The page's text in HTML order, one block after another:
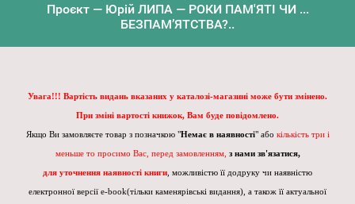
Проєкт — Юрій ЛИПА — РОКИ ПАМ'ЯТІ ЧИ ...
БЕЗПАМ’ЯТСТВА?..
Увага!!! Вартість видань вказаних у каталозі-магазині може бути змінено.
При зміні вартості книжок, Вам буде повідомлено.
Якщо Ви замовляєте товар з позначкою "Немає в наявності" або кількість три і
меньше то просимо Вас, перед замовленням, з нами зв'язатися,
для уточнення наявності книги , можливістю її додруку чи наявністю
електронної версії e-book(тільки каменярівські видання), а також її актуальної